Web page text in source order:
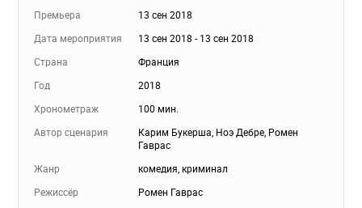
Премьера
13 сен 2018
Дата мероприятия
13 сен 2018 - 13 сен 2018
Страна
Франция
Год
2018
Хронометраж
100 мин.
Автор сценария
Карим Букерша, Ноэ Дебре, Ромен
Гаврас
Жанр
комедия, криминал
Режиссёр
Ромен Гаврас